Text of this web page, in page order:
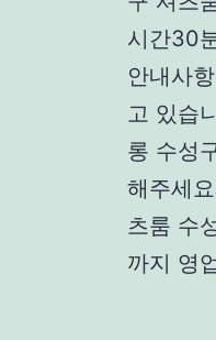
시간30
안내사
고 있습
롱 수성
해주세
츠룸 수
까지 영